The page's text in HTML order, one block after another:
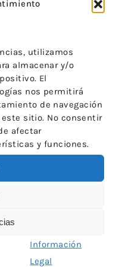
utilizamos
almacenar y/o
El
nos permitirá
de navegación
sitio. No consentir
afectar
y funciones.
Información
Legal
ICOM,
2020
2020